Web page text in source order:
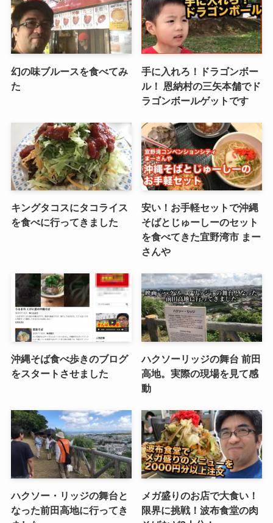
幻の味ブルースを食べてみ
た
手に入れろ！ドラゴンボー
ル！ 恩納村の三矢本舗でド
ラゴンボールゲットです
キングタコスにタコライス
を食べに行ってきました
安い！お手軽セットで沖縄
そばとじゅーしーのセット
を食べてきた宜野湾市 まー
さんや
沖縄そば食べ歩きのブログ
をスタートさせました
ハクソーリッジの舞台 前田
高地。実際の現場を見て感
動
ハクソー・リッジの舞台と
なった前田高地に行ってき
メガ盛りのお店で大食い！
限界に挑戦！波布食堂の肉